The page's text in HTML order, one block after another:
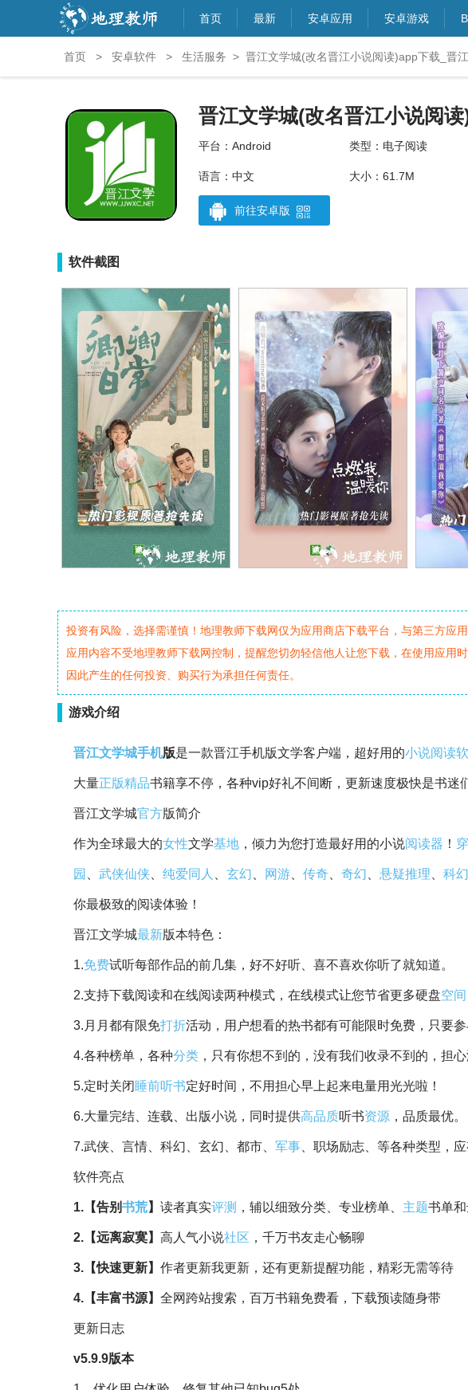
首页 最新 安卓应用 安卓游戏
首页 > 安卓软件 > 生活服务 > 晋江文学城(改名晋江小说阅读)app下载_晋
晋江文学城(改名晋江小说阅读
平台：Android 类型：电子阅读
语言：中文 大小：61.7M
前往安卓版
软件截图
投资有风险，选择需谨慎！地理教师下载网仅为应用商店下载平台，与第三方应
应用内容不受地理教师下载网控制，提醒您切勿轻信他人让您下载，在使用应用
因此产生的任何投资、购买行为承担任何责任。
游戏介绍
晋江文学城手机版是一款晋江手机版文学客户端，超好用的小说阅读
大量正版精品书籍享不停，各种vip好礼不间断，更新速度极快是书迷
晋江文学城官方版简介
作为全球最大的女性文学基地 ，倾力为您打造最好用的小说阅读器 ！
园 武侠仙侠 纯爱同人 玄幻 网游 传奇 奇幻 悬疑推理 科幻
你最极致的阅读体验！
晋江文学城最新版本特色：
1.免费试听每部作品的前几集，好不好听、喜不喜欢你听了就知道。
2.支持下载阅读和在线阅读两种模式，在线模式让您节省更多硬盘空间
3.月月都有限免打折活动，用户想看的热书都有可能限时免费，只要
4.各种榜单，各种分类 ，只有你想不到的，没有我们收录不到的，担
5.定时关闭 睡前听书定好时间，不用担心早上起来电量用光光啦！
6.大量完结、连载、出版小说，同时提供高品质听书资源 ，品质最优。
7.武侠、言情、科幻、玄幻、都市、 军事 、职场励志、等各种类型，应
软件亮点
1.【告别书荒】 读者真实评测 ，辅以细致分类、专业榜单、 主题书单
2.【远离寂寞】 高人气小说社区 ，千万书友走心畅聊
3.【快速更新】 作者更新我更新，还有更新提醒功能，精彩无需等待
4.【丰富书源】 全网跨站搜索，百万书籍免费看，下载预读随身带
更新日志
v5.9.9版本